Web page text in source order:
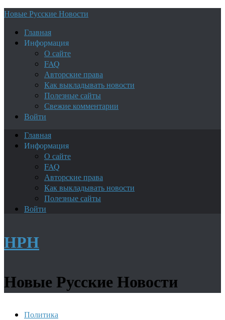
Новые Русские Новости
Главная
Информация
О сайте
FAQ
Авторские права
Как выкладывать новости
Полезные сайты
Свежие комментарии
Войти
Главная
Информация
О сайте
FAQ
Авторские права
Как выкладывать новости
Полезные сайты
Войти
НРН
Новые Русские Новости
Политика